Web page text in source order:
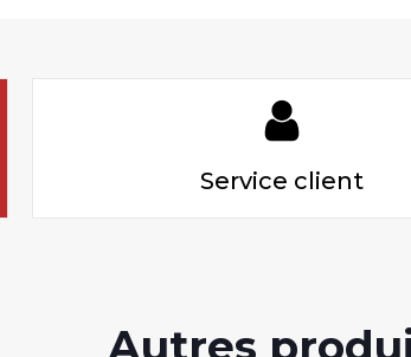
Service client
Autres